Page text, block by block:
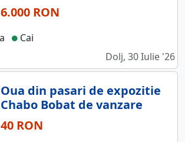
6.000 RON
Cai
Dolj, 30 Iulie '26
Oua din pasari de expozitie
Chabo Bobat de vanzare
40 RON